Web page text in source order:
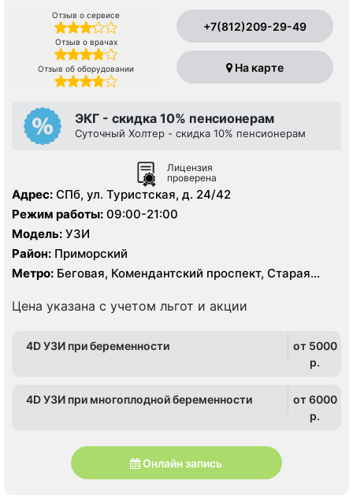
Отзыв о сервисе
Отзыв о врачах
Отзыв об оборудовании
+7(812)209-29-49
На карте
ЭКГ - скидка 10% пенсионерам
Суточный Холтер - скидка 10% пенсионерам
Лицензия
проверена
Адрес: СПб, ул. Туристcкая, д. 24/42
Режим работы: 09:00-21:00
Модель: УЗИ
Район: Приморский
Метро: Беговая, Комендантский проспект, Старая
Цена указана с учетом льгот и акции
4D УЗИ при беременности
от 5000
p.
4D УЗИ при многоплодной беременности
от 6000
p.
Онлайн запись